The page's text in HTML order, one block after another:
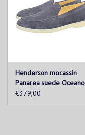
Henderson mocassin
Panarea suede Oceano
Oia
€379,00